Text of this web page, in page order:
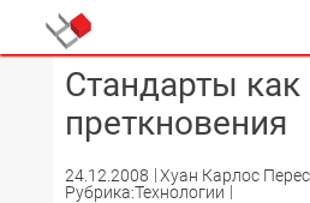
Стандарты
преткновения
24.12.2008
Хуан Карлос Перес
Рубрика:Технологии